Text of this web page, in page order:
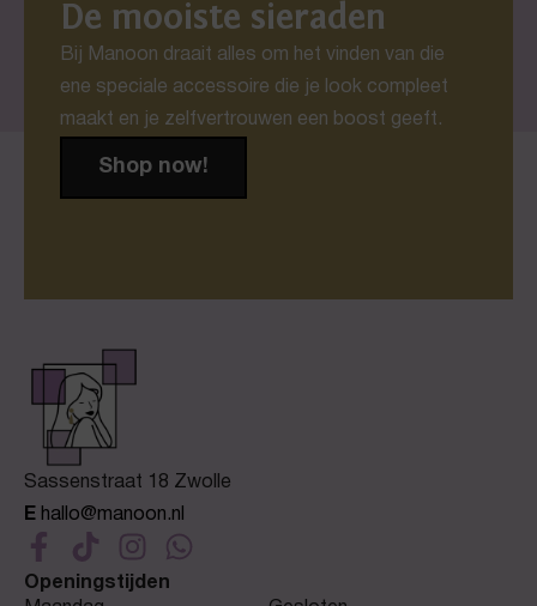
De mooiste sieraden
Bij Manoon draait alles om het vinden van die
ene speciale accessoire die je look compleet
maakt en je zelfvertrouwen een boost geeft.
Shop now!
Sassenstraat 18 Zwolle
E hallo@manoon.nl
Openingstijden